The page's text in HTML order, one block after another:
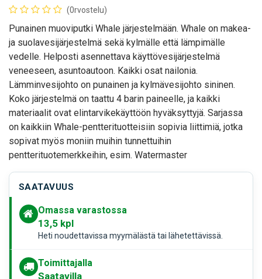
(0rvostelu)
Punainen muoviputki Whale järjestelmään. Whale on makea-
ja suolavesijärjestelmä sekä kylmälle että lämpimälle
vedelle. Helposti asennettava käyttövesijärjestelmä
veneeseen, asuntoautoon. Kaikki osat nailonia.
Lämminvesijohto on punainen ja kylmävesijohto sininen.
Koko järjestelmä on taattu 4 barin paineelle, ja kaikki
materiaalit ovat elintarvikekäyttöön hyväksyttyjä. Sarjassa
on kaikkiin Whale-pentterituotteisiin sopivia liittimiä, jotka
sopivat myös moniin muihin tunnettuihin
pentterituotemerkkeihin, esim. Watermaster
SAATAVUUS
Omassa varastossa
13,5 kpl
Heti noudettavissa myymälästä tai lähetettävissä.
Toimittajalla
Saatavilla